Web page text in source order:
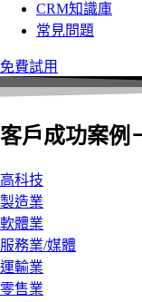
CRM知識庫
常見問題
免費試用
客戶成功案例
高科技
製造業
軟體業
服務業/媒體
運輸業
零售業